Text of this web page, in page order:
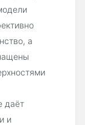
а
даёт
и